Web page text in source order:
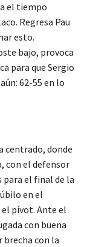
el tiempo
Regresa Pau
esto.
bajo, provoca
para que Sergio
62-55 en lo
centrado, donde
con el defensor
para el final de la
en el
pívot. Ante el
con buena
con la